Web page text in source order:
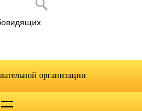
и
по
и науки
организации